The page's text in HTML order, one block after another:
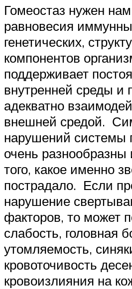
Гомеостаз нужен
равновесия
генетических,
компонентов
поддерживает
внутренней среды и
адекватно
внешней средой.
нарушений системы
очень разнообразны
того, какое именно
пострадало. Если
нарушение
факторов, то может
слабость, головная
утомляемость,
кровоточивость
кровоизлияния на